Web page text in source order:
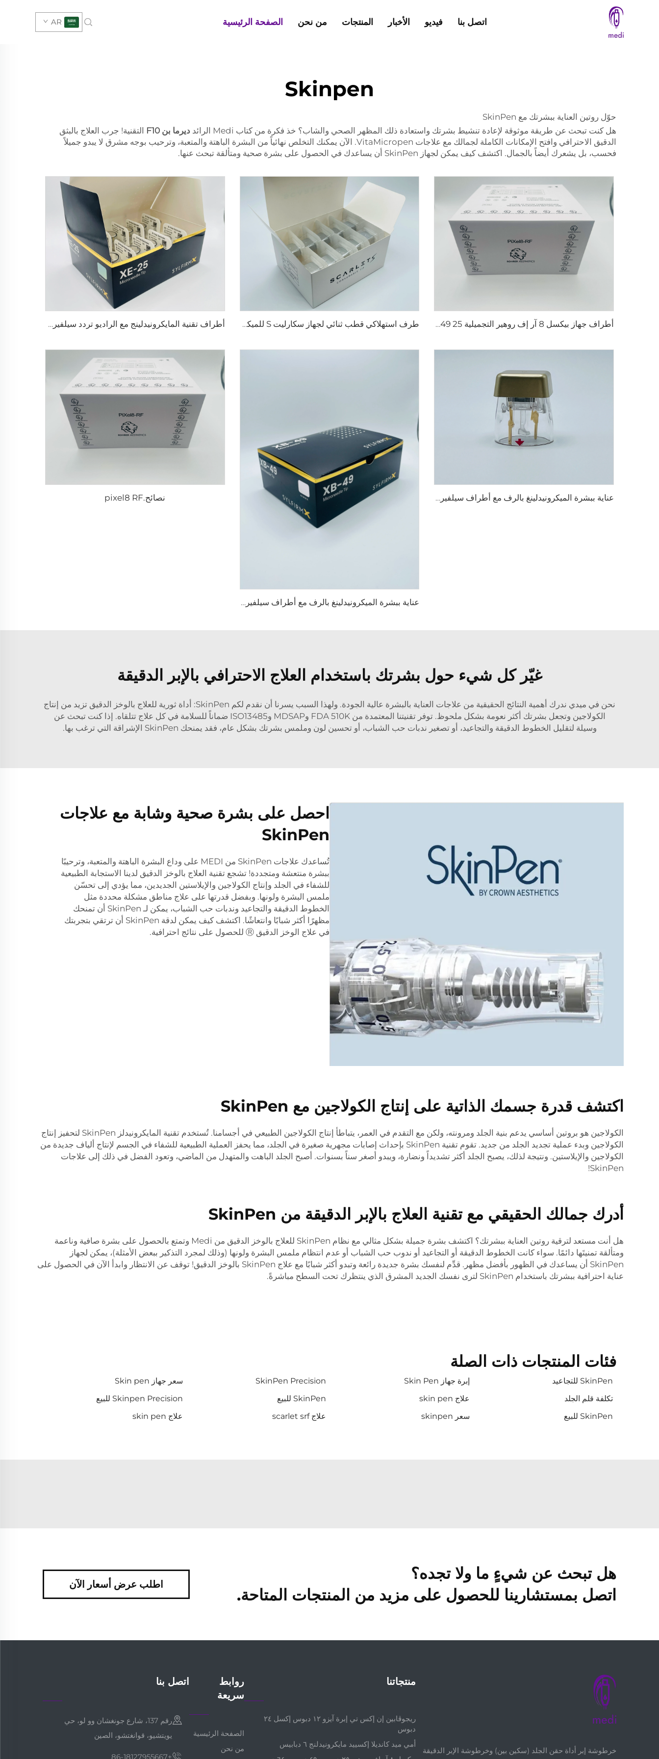
الصفحة الرئيسية من نحن المنتجات الأخبار فيديو اتصل بنا AR
Skinpen
حوّل روتين العناية ببشرتك مع SkinPen
هل كنت تبحث عن طريقة موثوقة لإعادة تنشيط بشرتك واستعادة ذلك المظهر الصحي والشاب؟ خذ فكرة من كتاب Medi الرائد
ديرما بن F10
التقنية! جرب العلاج بالبثق
الدقيق الاحترافي وافتح الإمكانات الكاملة لجمالك مع علاجات VitaMicropen. الآن يمكنك التخلص نهائياً من البشرة الباهتة والمتعبة، وترحيب بوجه مشرق لا يبدو جميلاً
فحسب، بل يشعرك أيضاً بالجمال. اكتشف كيف يمكن لجهاز SkinPen أن يساعدك في الحصول على بشرة صحية ومتألقة تبحث عنها.
أطراف جهاز بيكسل 8 آر إف روهير التجميلية 25 49 64 طرف استهلاكي قطب ثنائي لجهاز سكارليت S للميكرونيدلينغ بالرف، 25 دبوسًا أطراف تقنية المايكرونيدلينج مع الراديو تردد سيلفيروم XE-25
عناية ببشرة الميكرونيدلينغ بالرف مع أطراف سيلفيروم X X-25
عناية ببشرة الميكرونيدلينغ بالرف مع أطراف سيلفيروم X XB-49
نصائح.pixel8 RF
غيّر كل شيء حول بشرتك باستخدام العلاج الاحترافي بالإبر الدقيقة
نحن في ميدي ندرك أهمية النتائج الحقيقية من علاجات العناية بالبشرة عالية الجودة. ولهذا السبب يسرنا أن نقدم لكم SkinPen: أداة ثورية للعلاج بالوخز الدقيق تزيد من إنتاج
الكولاجين وتجعل بشرتك أكثر نعومة بشكل ملحوظ. توفر تقنيتنا المعتمدة من FDA 510K وMDSAP وISO13485 ضماناً للسلامة في كل علاج تتلقاه. إذا كنت تبحث عن
وسيلة لتقليل الخطوط الدقيقة والتجاعيد، أو تصغير ندبات حب الشباب، أو تحسين لون وملمس بشرتك بشكل عام، فقد يمنحك SkinPen الإشراقة التي ترغب بها.
احصل على بشرة صحية وشابة مع علاجات
SkinPen
تُساعدك علاجات SkinPen من MEDI على وداع البشرة الباهتة والمتعبة، وترحيبًا
ببشرة منتعشة ومتجددة! تشجع تقنية العلاج بالوخز الدقيق لدينا الاستجابة الطبيعية
للشفاء في الجلد وإنتاج الكولاجين والإيلاستين الجديدين، مما يؤدي إلى تحسّن
ملمس البشرة ولونها. وبفضل قدرتها على علاج مناطق مشكلة محددة مثل
الخطوط الدقيقة والتجاعيد وندبات حب الشباب، يمكن لـ SkinPen أن تمنحك
مظهرًا أكثر شبابًا وانتعاشًا. اكتشف كيف يمكن لدقة SkinPen أن ترتقي بتجربتك
في علاج الوخز الدقيق Ⓡ للحصول على نتائج احترافية.
اكتشف قدرة جسمك الذاتية على إنتاج الكولاجين مع SkinPen
الكولاجين هو بروتين أساسي يدعم بنية الجلد ومرونته، ولكن مع التقدم في العمر، يتباطأ إنتاج الكولاجين الطبيعي في أجسامنا. تُستخدم تقنية المايكرونيدلز SkinPen لتحفيز إنتاج
الكولاجين وبدء عملية تجديد الجلد من جديد. تقوم تقنية SkinPen بإحداث إصابات مجهرية صغيرة في الجلد، مما يحفز العملية الطبيعية للشفاء في الجسم لإنتاج ألياف جديدة من
الكولاجين والإيلاستين. ونتيجة لذلك، يصبح الجلد أكثر تشديداً ونضارة، ويبدو أصغر سناً بسنوات. أصبح الجلد الباهت والمتهدل من الماضي، وتعود الفضل في ذلك إلى علاجات
SkinPen!
أدرك جمالك الحقيقي مع تقنية العلاج بالإبر الدقيقة من SkinPen
هل أنت مستعد لترقية روتين العناية ببشرتك؟ اكتشف بشرة جميلة بشكل مثالي مع نظام SkinPen للعلاج بالوخز الدقيق من Medi وتمتع بالحصول على بشرة صافية وناعمة
ومتألقة تمنيتَها دائمًا. سواء كانت الخطوط الدقيقة أو التجاعيد أو ندوب حب الشباب أو عدم انتظام ملمس البشرة ولونها (وذلك لمجرد التذكير ببعض الأمثلة)، يمكن لجهاز
SkinPen أن يساعدك في الظهور بأفضل مظهر. قدِّم لنفسك بشرة جديدة رائعة وتبدو أكثر شبابًا مع علاج SkinPen بالوخز الدقيق! توقف عن الانتظار وابدأ الآن في الحصول على
عناية احترافية ببشرتك باستخدام SkinPen لترى نفسك الجديد المشرق الذي ينتظرك تحت السطح مباشرةً.
فئات المنتجات ذات الصلة
SkinPen للتجاعيد إبرة جهاز Skin Pen SkinPen Precision
سعر جهاز Skin pen
تكلفة قلم الجلد
علاج skin pen SkinPen للبيع
Skinpen Precision للبيع
SkinPen للبيع
سعر skinpen علاج scarlet srf علاج skin pen
هل تبحث عن شيءٍ ما ولا تجده؟
اتصل بمستشارينا للحصول على مزيد من المنتجات المتاحة.
اطلب عرض أسعار الآن
خرطوشة إبر أداة حقن الجلد (سكين بين) وخرطوشة الإبر الدقيقة
منتجاتنا
ريجوڤابين إن إكس تي إبرة آيزو ١٢ دبوس إكسل ٢٤
دبوس
أمي ميد كانديلا إكسييد مايكرونيدلنج ٦ دبابيس
روابط
سريعة
الصفحة الرئيسية
من نحن
اتصل بنا
رقم 137، شارع جونغشان وو لو، حي
يويتشيو، قوانغتشو، الصين
+86-18127955667